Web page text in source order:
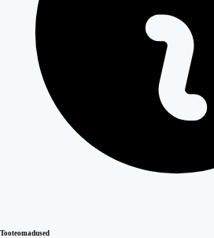
Tooteomadused